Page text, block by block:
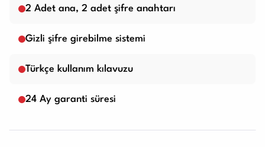
2 Adet ana, 2 adet şifre anahtarı
Gizli şifre girebilme sistemi
Türkçe kullanım kılavuzu
24 Ay garanti süresi